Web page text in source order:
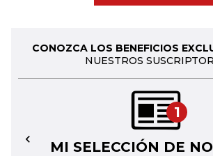
CONOZCA LOS BENEFICIOS
NUESTROS
1
MI SELECCIÓN DE
←